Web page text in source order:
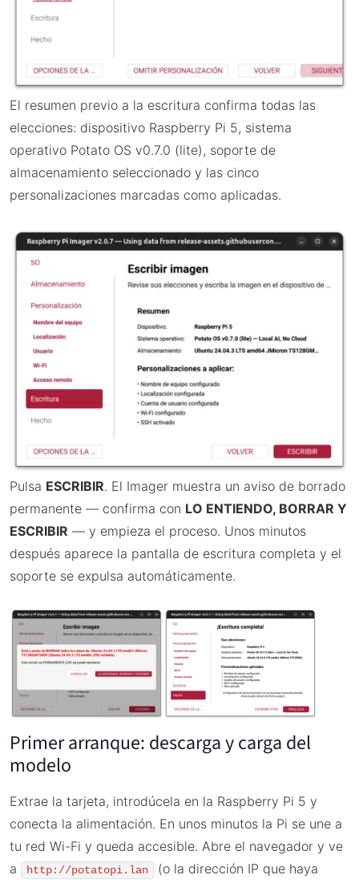
El resumen previo a la escritura confirma todas las
elecciones: dispositivo Raspberry Pi 5, sistema
operativo Potato OS v0.7.0 (lite), soporte de
almacenamiento seleccionado y las cinco
personalizaciones marcadas como aplicadas.
Pulsa ESCRIBIR. El Imager muestra un aviso de borrado
permanente — confirma con LO ENTIENDO, BORRAR Y
ESCRIBIR — y empieza el proceso. Unos minutos
después aparece la pantalla de escritura completa y el
soporte se expulsa automáticamente.
Primer arranque: descarga y carga del
modelo
Extrae la tarjeta, introdúcela en la Raspberry Pi 5 y
conecta la alimentación. En unos minutos la Pi se une a
tu red Wi-Fi y queda accesible. Abre el navegador y ve
a
http://potatopi.lan
(o la dirección IP que haya